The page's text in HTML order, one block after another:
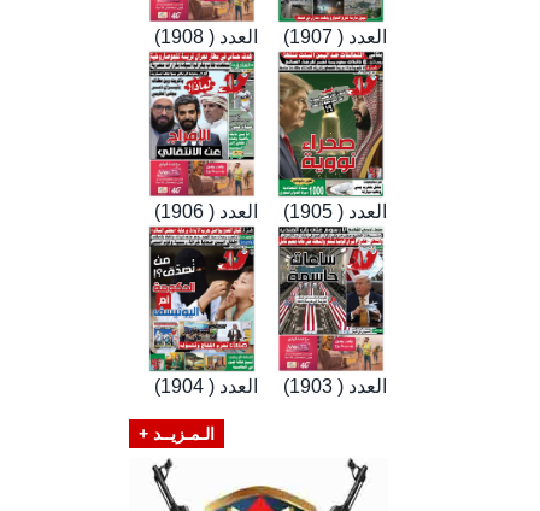
العدد ( 1908) العدد ( 1907)
العدد ( 1906) العدد ( 1905)
العدد ( 1904) العدد ( 1903)
الـمـزيــد +